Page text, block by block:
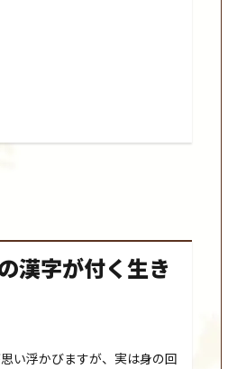
漢字が付く生き
い浮かびますが、実は身の回